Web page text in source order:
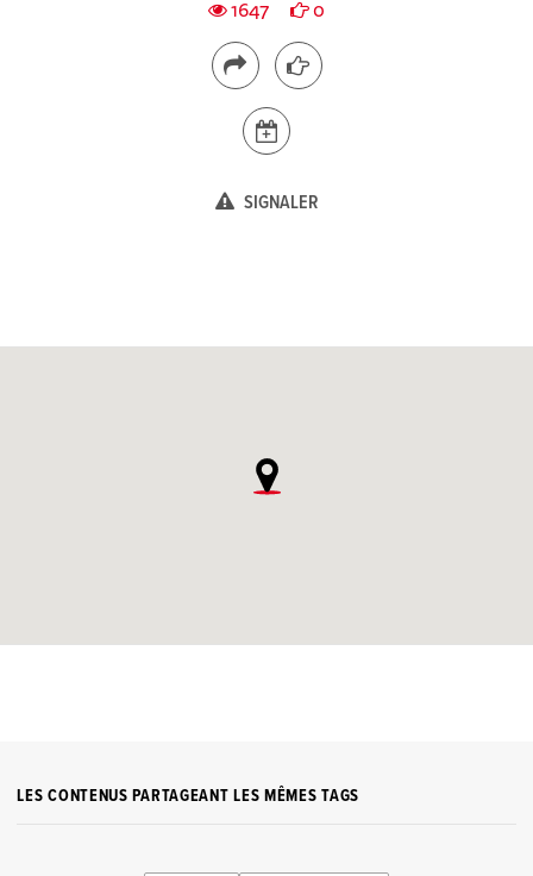
1647 0
SIGNALER
LES CONTENUS PARTAGEANT LES MÊMES TAGS